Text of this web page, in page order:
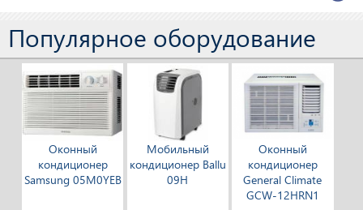
Популярное оборудование
Оконный
кондиционер
Samsung 05M0YEB
Мобильный
кондиционер Ballu
09H
Оконный
кондиционер
General Climate
GCW-12HRN1